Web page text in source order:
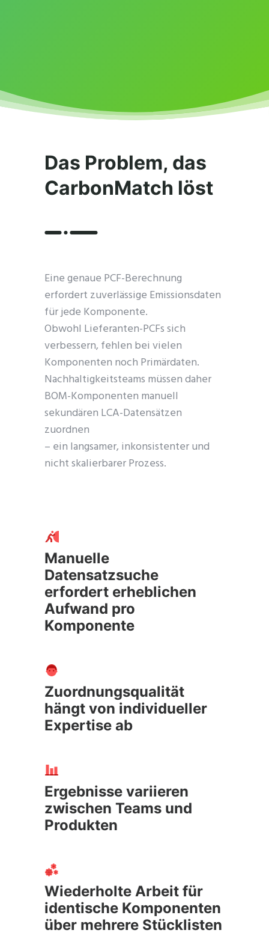
Das Problem, das
CarbonMatch löst
Eine genaue PCF-Berechnung
erfordert zuverlässige Emissionsdaten
für jede Komponente.
Obwohl Lieferanten-PCFs sich
verbessern, fehlen bei vielen
Komponenten noch Primärdaten.
Nachhaltigkeitsteams müssen daher
BOM-Komponenten manuell
sekundären LCA-Datensätzen
zuordnen
– ein langsamer, inkonsistenter und
nicht skalierbarer Prozess.
Manuelle
Datensatzsuche
erfordert erheblichen
Aufwand pro
Komponente
Zuordnungsqualität
hängt von individueller
Expertise ab
Ergebnisse variieren
zwischen Teams und
Produkten
Wiederholte Arbeit für
identische Komponenten
über mehrere Stücklisten